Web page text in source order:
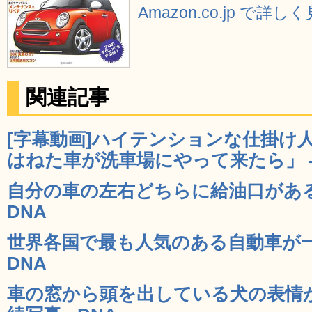
Amazon.co.jp で詳しく
関連記事
[字幕動画]ハイテンションな仕掛け
はねた車が洗車場にやって来たら」
自分の車の左右どちらに給油口があ
DNA
世界各国で最も人気のある自動車が
DNA
車の窓から頭を出している犬の表情